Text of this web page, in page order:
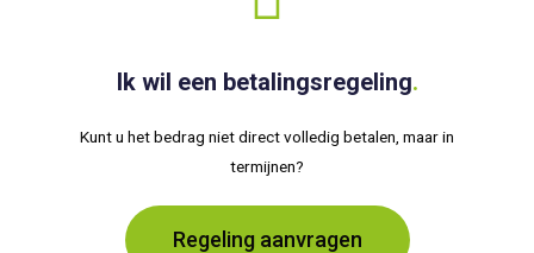
Ik wil een betalingsregeling.
Kunt u het bedrag niet direct volledig betalen, maar in
termijnen?
Regeling aanvragen